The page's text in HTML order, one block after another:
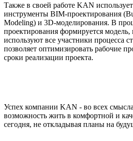
Также в своей работе KAN
инструменты BIM-проектирования
Modeling) и 3D-моделирования. В
проектирования формируется
используют все участники процесса
позволяет оптимизировать рабочие
сроки реализации проекта.
Успех компании KAN - во всех
возможность жить в комфортной и
сегодня, не откладывая планы на